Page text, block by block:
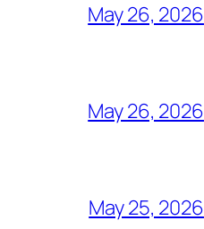
May 26, 2026
May 26, 2026
May 25, 2026